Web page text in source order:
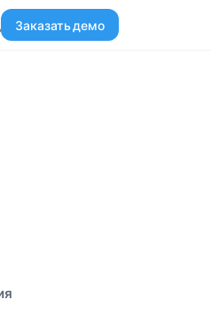
Заказать демо